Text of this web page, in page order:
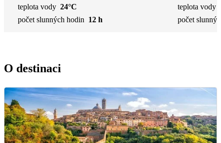
teplota vody 24°C
počet slunných hodin 12 h
teplota vody
počet
O destinaci